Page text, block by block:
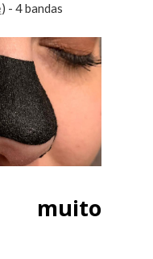
) - 4 bandas
muito